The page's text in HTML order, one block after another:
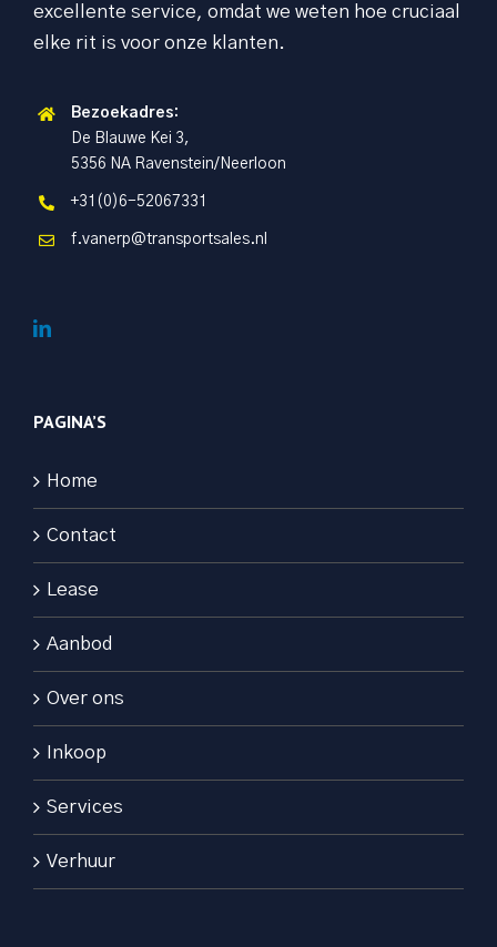
excellente service, omdat we weten hoe cruciaal
elke rit is voor onze klanten.
Bezoekadres:
De Blauwe Kei 3,
5356 NA Ravenstein/Neerloon
+31(0)6-52067331
f.vanerp@transportsales.nl
PAGINA’S
Home
Contact
Lease
Aanbod
Over ons
Inkoop
Services
Verhuur